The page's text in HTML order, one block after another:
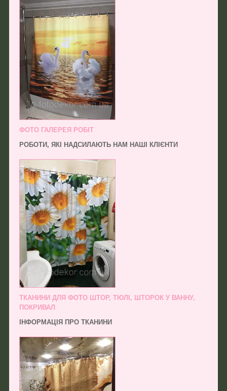
ФОТО ГАЛЕРЕЯ РОБІТ
РОБОТИ, ЯКІ НАДСИЛАЮТЬ НАМ НАШІ КЛІЄНТИ
ТКАНИНИ ДЛЯ ФОТО ШТОР, ТЮЛІ, ШТОРОК У ВАННУ,
ПОКРИВАЛ
ІНФОРМАЦІЯ ПРО ТКАНИНИ